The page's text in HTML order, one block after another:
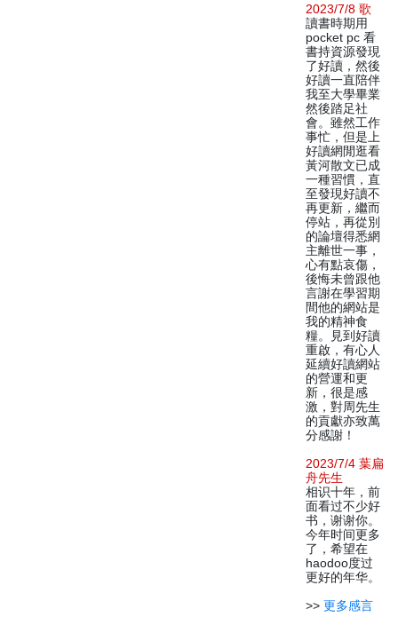
2023/7/8 歌
讀書時期用
pocket pc 看
書持資源發現
了好讀，然後
好讀一直陪伴
我至大學畢業
然後踏足社
會。雖然工作
事忙，但是上
好讀網閒逛看
黃河散文已成
一種習慣，直
至發現好讀不
再更新，繼而
停站，再從別
的論壇得悉網
主離世一事，
心有點哀傷，
後悔未曾跟他
言謝在學習期
間他的網站是
我的精神食
糧。見到好讀
重啟，有心人
延續好讀網站
的營運和更
新，很是感
激，對周先生
的貢獻亦致萬
分感謝！
2023/7/4 葉扁
舟先生
相识十年，前
面看过不少好
书，谢谢你。
今年时间更多
了，希望在
haodoo度过
更好的年华。
>> 更多感言